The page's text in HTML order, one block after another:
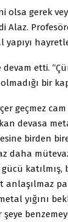
olsa gerek
Alaz.
yapıyı
devam etti.
bir
geçmez
devasa
birden
daha
katılmış,
anlaşılmaz
yığını